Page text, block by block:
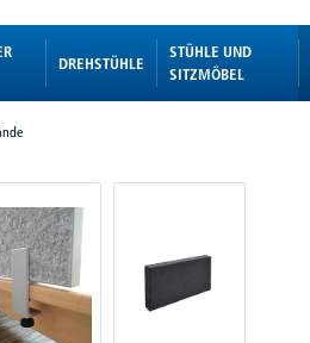
DREHSTÜHLE
STÜHLE UND
SITZMÖBEL